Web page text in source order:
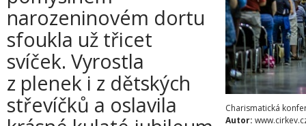
Charismatická
Autor:
narozeninovém dortu
sfoukla už třicet
svíček. Vyrostla
z plenek i z dětských
střevíčků a oslavila